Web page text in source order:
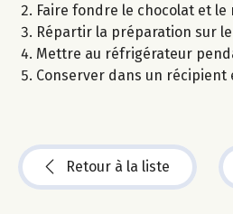
Faire fondre le chocolat et le
Répartir la préparation sur
Mettre au réfrigérateur
Conserver dans un
Retour à la liste